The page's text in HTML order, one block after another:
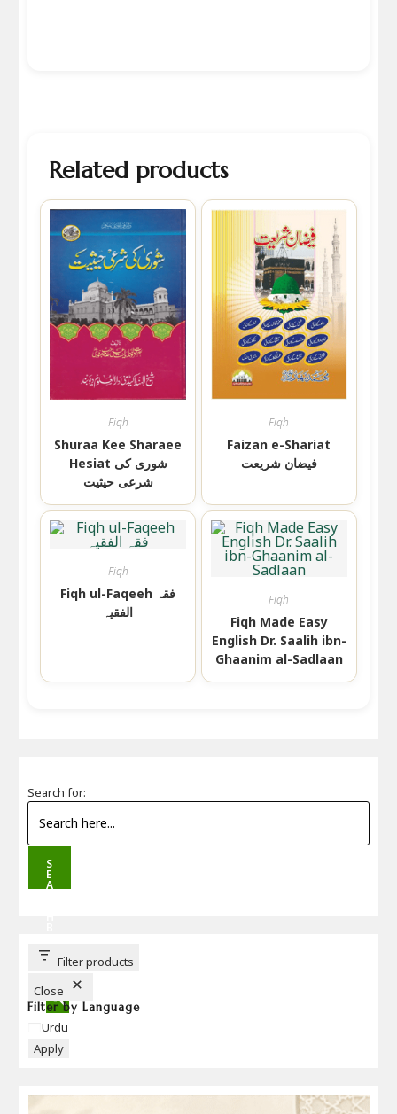
Related products
Fiqh
Shuraa Kee Sharaee
Hesiat شوری کی
شرعی حیثیت
Fiqh
Faizan e-Shariat
فیضان شریعت
Fiqh
Fiqh ul-Faqeeh فقہ
الفقیہ
Fiqh
Fiqh Made Easy
English Dr. Saalih ibn-
Ghaanim al-Sadlaan
Search for:
S
E
A
T
T
Filter products
Close
Filter by Language
Language
Urdu
Apply